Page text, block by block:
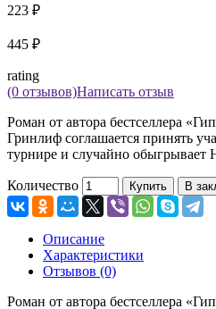
223 ₽
445 ₽
rating
(0 отзывов)Написать отзыв
Роман от автора бестселлера
Гринлиф соглашается принять
турнире и случайно обыгрывает
Количество Купить В
Описание
Характеристики
Отзывов (0)
Роман от автора бестселлера